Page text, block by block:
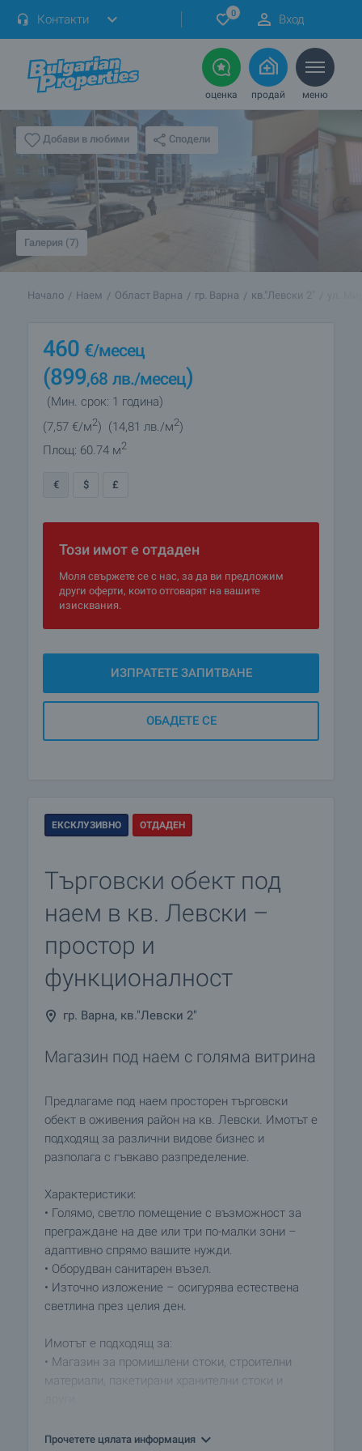
Контакти 0 Вход
оценка продай меню
Добави в любими Сподели
Галерия (7)
Начало Наем Област Варна гр. Варна кв."Левски 2"
460 €/месец
(899,68 лв./месец)
(Мин. срок: 1 година)
(7,57 €/м2) (14,81 лв./м2)
Площ: 60.74 м2
€ $ £
Този имот е отдаден
Моля свържете се с нас, за да ви предложим
други оферти, които отговарят на вашите
изисквания.
ИЗПРАТЕТЕ ЗАПИТВАНЕ
ОБАДЕТЕ СЕ
ЕКСКЛУЗИВНО ОТДАДЕН
Търговски обект под
наем в кв. Левски –
простор и
функционалност
гр. Варна, кв."Левски 2"
Магазин под наем с голяма витрина
Предлагаме под наем просторен търговски
обект в оживения район на кв. Левски. Имотът е
подходящ за различни видове бизнес и
разполага с гъвкаво разпределение.
Характеристики:
• Голямо, светло помещение с възможност за
преграждане на две или три по-малки зони –
адаптивно спрямо вашите нужди.
• Оборудван санитарен възел.
• Източно изложение – осигурява естествена
светлина през целия ден.
Имотът е подходящ за:
• Магазин за промишлени стоки, строителни
материали, пакетирани хранителни стоки и
фризьорски салон или козметично студио.
Прочетете цялата информация